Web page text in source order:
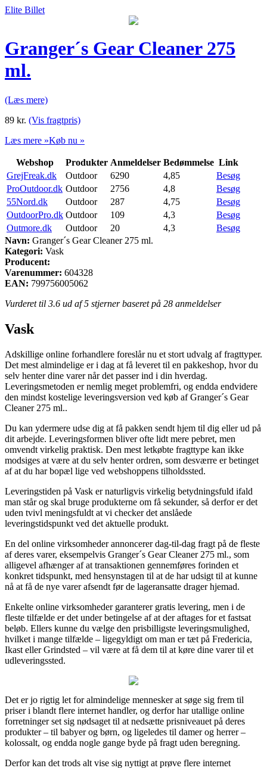
Elite Billet
Granger´s Gear Cleaner 275
ml.
(Læs mere)
89 kr. (Vis fragtpris)
Læs mere »Køb nu »
Webshop Produkter Anmeldelser Bedømmelse Link
GrejFreak.dk
Outdoor 6290 4,85
Besøg
ProOutdoor.dk Outdoor 2756 4,8
Besøg
55Nord.dk
Outdoor 287 4,75
Besøg
OutdoorPro.dk Outdoor 109 4,3
Besøg
Outmore.dk
Outdoor 20 4,3
Besøg
Navn: Granger´s Gear Cleaner 275 ml.
Kategori: Vask
Producent:
Varenummer: 604328
EAN: 799756005062
Vurderet til 3.6 ud af 5 stjerner baseret på 28 anmeldelser
Vask
Adskillige online forhandlere foreslår nu et stort udvalg af fragttyper.
Det mest almindelige er i dag at få leveret til en pakkeshop, hvor du
selv henter dine varer når det passer ind i din hverdag.
Leveringsmetoden er nemlig meget problemfri, og endda endvidere
den mindst kostelige leveringsversion ved køb af Granger´s Gear
Cleaner 275 ml..
Du kan ydermere udse dig at få pakken sendt hjem til dig eller ud på
dit arbejde. Leveringsformen bliver ofte lidt mere pebret, men
omvendt virkelig praktisk. Den mest letkøbte fragttype kan ikke
modsiges at være at du selv henter ordren, som desværre er betinget
af at du har bopæl lige ved webshoppens tilholdssted.
Leveringstiden på Vask er naturligvis virkelig betydningsfuld ifald
man står og skal bruge produkterne om få sekunder, så derfor er det
uden tvivl meningsfuldt at vi checker det anslåede
leveringstidspunkt ved det aktuelle produkt.
En del online virksomheder annoncerer dag-til-dag fragt på de fleste
af deres varer, eksempelvis Granger´s Gear Cleaner 275 ml., som
alligevel afhænger af at transaktionen gennemføres forinden et
konkret tidspunkt, med hensynstagen til at de har udsigt til at kunne
nå at få de nye varer afsendt før de lageransatte drager hjemad.
Enkelte online virksomheder garanterer gratis levering, men i de
fleste tilfælde er det under betingelse af at der aftages for et fastsat
beløb. Ellers kunne du vælge den prisbilligste leveringsmulighed,
hvilket i mange tilfælde – ligegyldigt om man er tæt på Fredericia,
Ikast eller Grindsted – vil være at få dem til at køre dine varer til et
udleveringssted.
Det er jo rigtig let for almindelige mennesker at søge sig frem til
priser i blandt flere internet handler, og derfor har utallige online
forretninger set sig nødsaget til at nedsætte prisniveauet på deres
produkter – til babyer og børn, og ligeledes til damer og herrer –
kolossalt, og endda nogle gange byde på fragt uden beregning.
Derfor kan det trods alt vise sig nyttigt at prøve flere internet